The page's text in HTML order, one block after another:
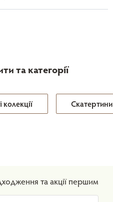
та категорії
колекції
та акції першим